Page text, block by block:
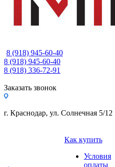
8 (918) 945-60-40
8 (918) 945-60-40
8 (918) 336-72-91
Заказать звонок
г. Краснодар, ул. Солнечная 5/12
Как купить
Условия
оплаты